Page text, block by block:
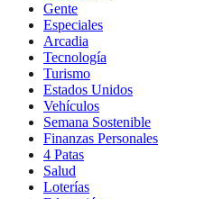
Gente
Especiales
Arcadia
Tecnología
Turismo
Estados Unidos
Vehículos
Semana Sostenible
Finanzas Personales
4 Patas
Salud
Loterías